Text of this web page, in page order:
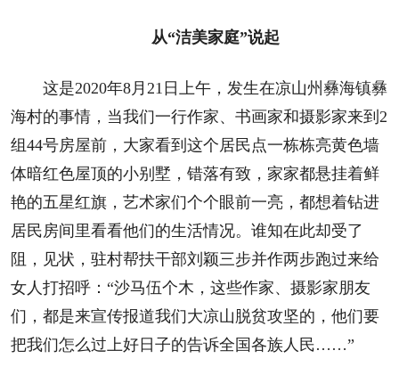
专题专栏
从“洁美家庭”说起
这是2020年8月21日上午，发生在凉山州彝海镇彝
海村的事情，当我们一行作家、书画家和摄影家来到2
组44号房屋前，大家看到这个居民点一栋栋亮黄色墙
体暗红色屋顶的小别墅，错落有致，家家都悬挂着鲜
艳的五星红旗，艺术家们个个眼前一亮，都想着钻进
居民房间里看看他们的生活情况。谁知在此却受了
阻，见状，驻村帮扶干部刘颖三步并作两步跑过来给
女人打招呼：“沙马伍个木，这些作家、摄影家朋友
们，都是来宣传报道我们大凉山脱贫攻坚的，他们要
把我们怎么过上好日子的告诉全国各族人民……”